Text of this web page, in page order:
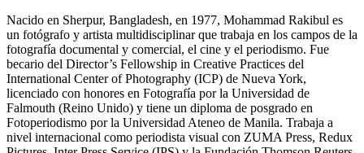
Nacido en Sherpur, Bangladesh, en 1977, Mohammad Rakibul es
un fotógrafo y artista multidisciplinar que trabaja en los campos de la
fotografía documental y comercial, el cine y el periodismo. Fue
becario del Director’s Fellowship in Creative Practices del
International Center of Photography (ICP) de Nueva York,
licenciado con honores en Fotografía por la Universidad de
Falmouth (Reino Unido) y tiene un diploma de posgrado en
Fotoperiodismo por la Universidad Ateneo de Manila. Trabaja a
nivel internacional como periodista visual con ZUMA Press, Redux